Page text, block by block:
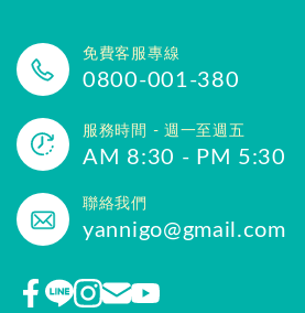
免費客服專線
0800-001-380
服務時間 - 週一至週五
AM 8:30 - PM 5:30
聯絡我們
yannigo@gmail.com